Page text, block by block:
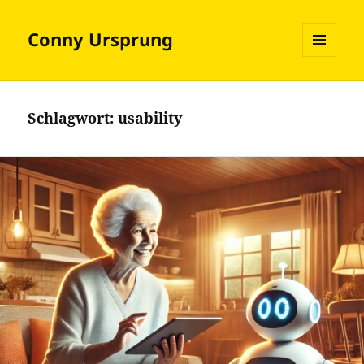
Conny Ursprung
UND
Schlagwort:usability